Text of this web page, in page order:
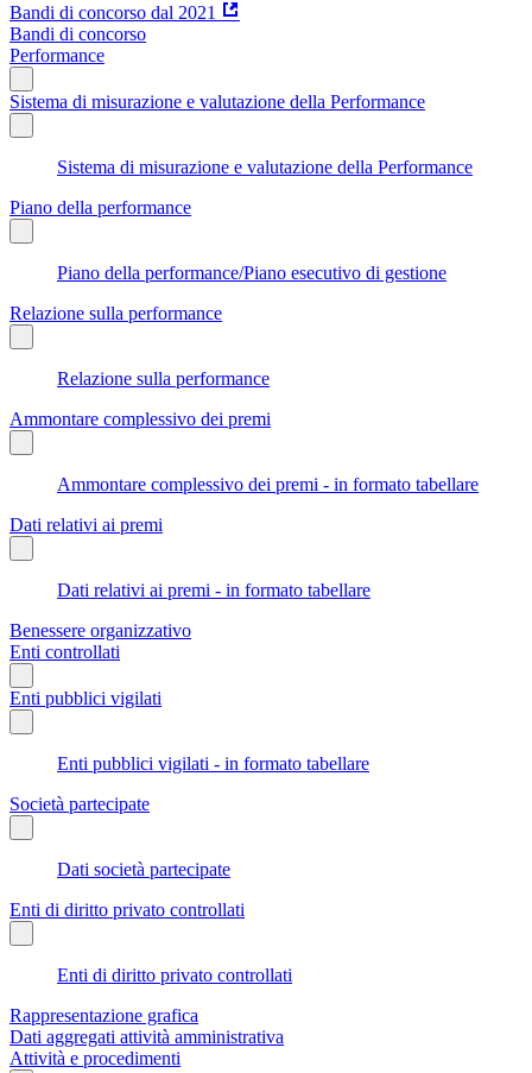
Bandi di concorso dal 2021
Bandi di concorso
Performance
Sistema di misurazione e valutazione della Performance
Sistema di misurazione e valutazione della Performance
Piano della performance
Piano della performance/Piano esecutivo di gestione
Relazione sulla performance
Relazione sulla performance
Ammontare complessivo dei premi
Ammontare complessivo dei premi - in formato tabellare
Dati relativi ai premi
Dati relativi ai premi - in formato tabellare
Benessere organizzativo
Enti controllati
Enti pubblici vigilati
Enti pubblici vigilati - in formato tabellare
Società partecipate
Dati società partecipate
Enti di diritto privato controllati
Enti di diritto privato controllati
Rappresentazione grafica
Dati aggregati attività amministrativa
Attività e procedimenti